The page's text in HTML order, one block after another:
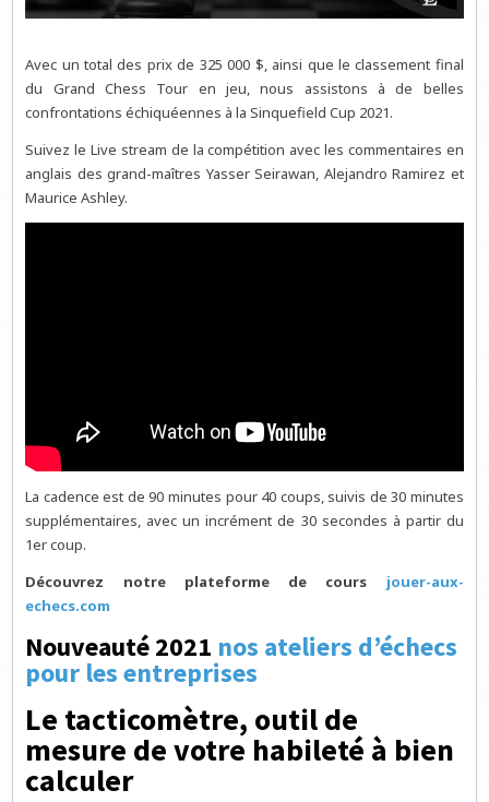
Avec un total des prix de 325 000 $, ainsi que le classement final
du Grand Chess Tour en jeu, nous assistons à de belles
confrontations échiquéennes à la Sinquefield Cup 2021.
Suivez le Live stream de la compétition avec les commentaires en
anglais des grand-maîtres Yasser Seirawan, Alejandro Ramirez et
Maurice Ashley.
La cadence est de 90 minutes pour 40 coups, suivis de 30 minutes
supplémentaires, avec un incrément de 30 secondes à partir du
1er coup.
Découvrez notre plateforme de cours jouer-aux-
echecs.com
Nouveauté 2021 nos ateliers d’échecs
pour les entreprises
Le tacticomètre, outil de
mesure de votre habileté à bien
calculer